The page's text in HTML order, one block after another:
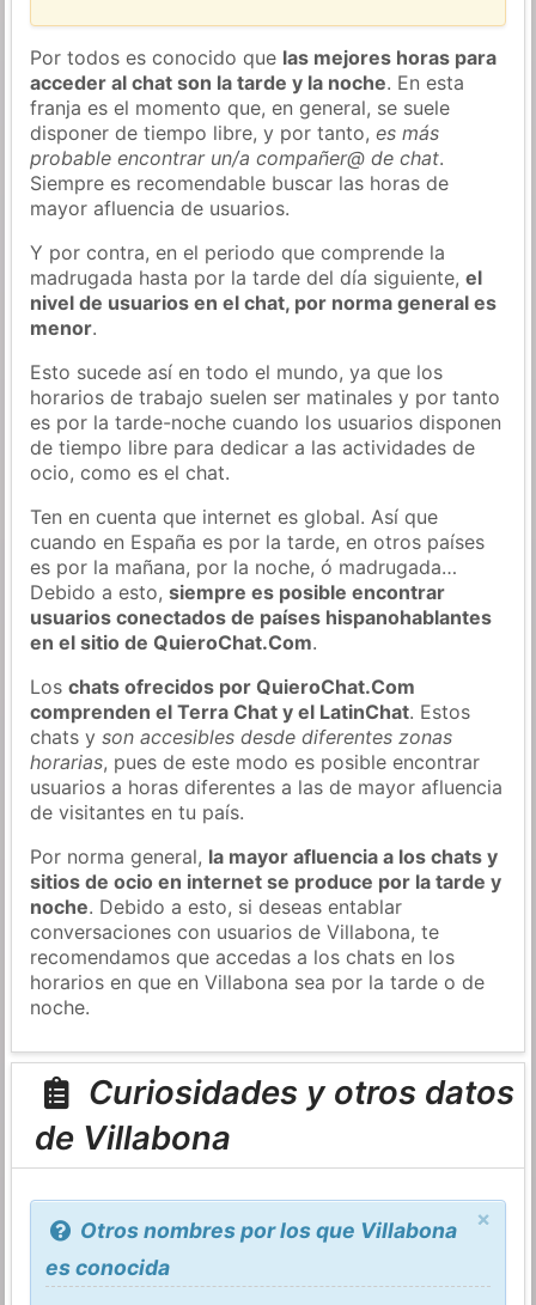
Por todos es conocido que las mejores horas para
acceder al chat son la tarde y la noche. En esta
franja es el momento que, en general, se suele
disponer de tiempo libre, y por tanto,es más
probable encontrar un/a compañer@ de chat.
Siempre es recomendable buscar las horas de
mayor afluencia de usuarios.
Y por contra, en el periodo que comprende la
madrugada hasta por la tarde del día siguiente,el
nivel de usuarios en el chat, por norma general es
menor.
Esto sucede así en todo el mundo, ya que los
horarios de trabajo suelen ser matinales y por tanto
es por la tarde-noche cuando los usuarios disponen
de tiempo libre para dedicar a las actividades de
ocio, como es el chat.
Ten en cuenta que internet es global. Así que
cuando en España es por la tarde, en otros países
es por la mañana, por la noche, ó madrugada…
Debido a esto,siempre es posible encontrar
usuarios conectados de países hispanohablantes
en el sitio de QuieroChat.Com.
Loschats ofrecidos por QuieroChat.Com
comprenden el Terra Chat y el LatinChat. Estos
chats yson accesibles desde diferentes zonas
horarias, pues de este modo es posible encontrar
usuarios a horas diferentes a las de mayor afluencia
de visitantes en tu país.
Por norma general, la mayor afluencia a los chats y
sitios de ocio en internet se produce por la tarde y
noche. Debido a esto, si deseas entablar
conversaciones con usuarios de Villabona, te
recomendamos que accedas a los chats en los
horarios en que en Villabona sea por la tarde o de
noche.
Curiosidades y otros datos
de Villabona
×
Otros nombres por los que Villabona
es conocida